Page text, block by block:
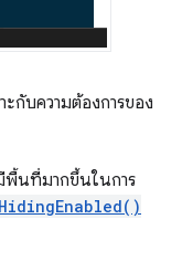
กับความต้องการของ
พื้นที่มากขึ้นในการ